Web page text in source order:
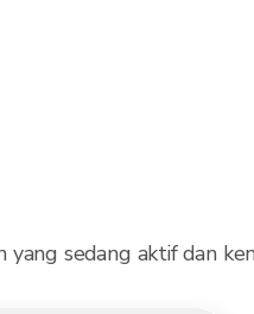
sedang aktif dan